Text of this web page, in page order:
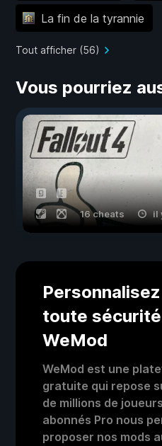
La fin de la tyrannie
Tout afficher (56)
Vous pourriez
16 cheats il
toute
WeMod
WeMod est une
gratuite qui repose
de millions de
abonnés Pro nous
proposer nos mods